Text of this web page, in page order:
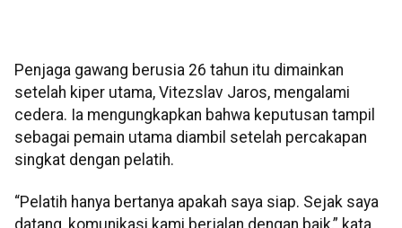
Penjaga gawang berusia 26 tahun itu dimainkan
setelah kiper utama, Vitezslav Jaros, mengalami
cedera. Ia mengungkapkan bahwa keputusan tampil
sebagai pemain utama diambil setelah percakapan
singkat dengan pelatih.
“Pelatih hanya bertanya apakah saya siap. Sejak saya